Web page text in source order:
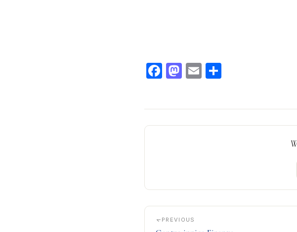
Facebook
Mastodon
Email
PREVIOUS